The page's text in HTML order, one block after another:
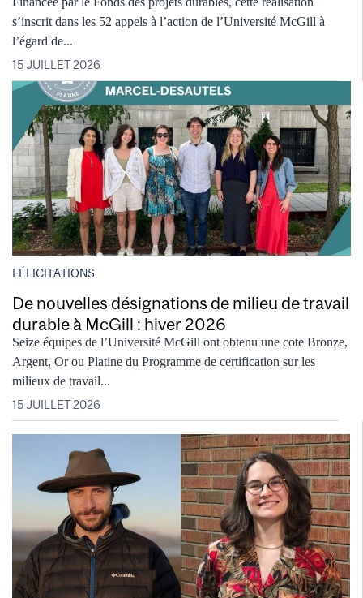
s’inscrit dans les 52 appels à l’action de l’Université McGill à
l’égard de...
15 JUILLET 2026
FÉLICITATIONS
De nouvelles désignations de milieu de travail
durable à McGill : hiver 2026
Seize équipes de l’Université McGill ont obtenu une cote Bronze,
Argent, Or ou Platine du Programme de certification sur les
milieux de travail...
15 JUILLET 2026